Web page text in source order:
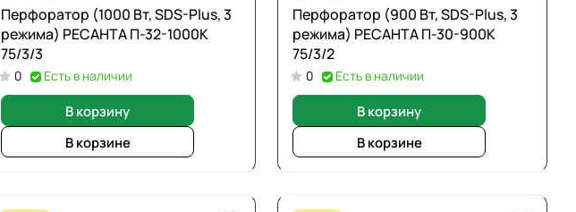
Перфоратор (1000 Вт, SDS-Plus, 3
режима) РЕСАНТА П-32-1000К
75/3/3
0 Есть в наличии
В корзину
В корзине
Перфоратор (900 Вт, SDS-Plus, 3
режима) РЕСАНТА П-30-900К
75/3/2
0 Есть в наличии
В корзину
В корзине